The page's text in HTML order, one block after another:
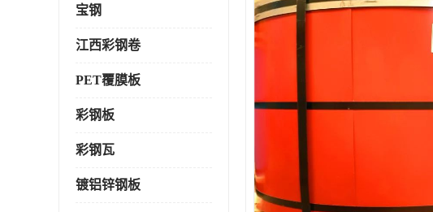
宝钢
江西彩钢卷
PET覆膜板
彩钢板
彩钢瓦
镀铝锌钢板